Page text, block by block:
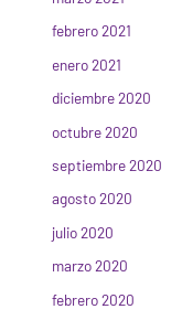
febrero 2021
enero 2021
diciembre 2020
octubre 2020
septiembre 2020
agosto 2020
julio 2020
marzo 2020
febrero 2020